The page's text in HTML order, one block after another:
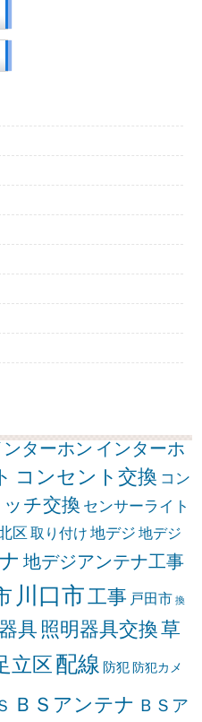
ンターホン インターホ
コンセント交換 コン
チ交換 センサーライト
区 取り付け 地デジ 地デジ
地デジアンテナ工事
川口市工事 戸田市 換
具 照明器具交換草
立区配線 防犯 防犯カメ
ＢＳアンテナ ＢＳア